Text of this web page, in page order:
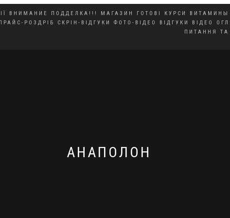
ВНИМАНИЕ ПОДДЕЛКА!!! МАГАЗИН ГОТОВІ КУРСИ ВИТАМИНЫ
РОЗДРІБ
СКРІН-ВІДГУКИ ФОТО-ВІДЕО ВІДГУКИ ВІДЕО
ПИТАННЯ ТА
АНАПОЛОН